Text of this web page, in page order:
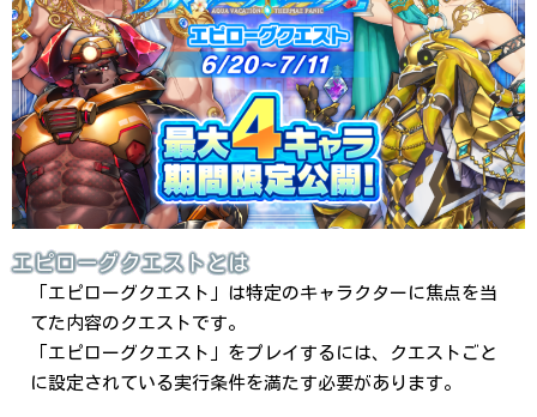
エピローグクエストとは
「エピローグクエスト」は特定のキャラクターに焦点を当
てた内容のクエストです。
「エピローグクエスト」をプレイするには、クエストごと
に設定されている実行条件を満たす必要があります。